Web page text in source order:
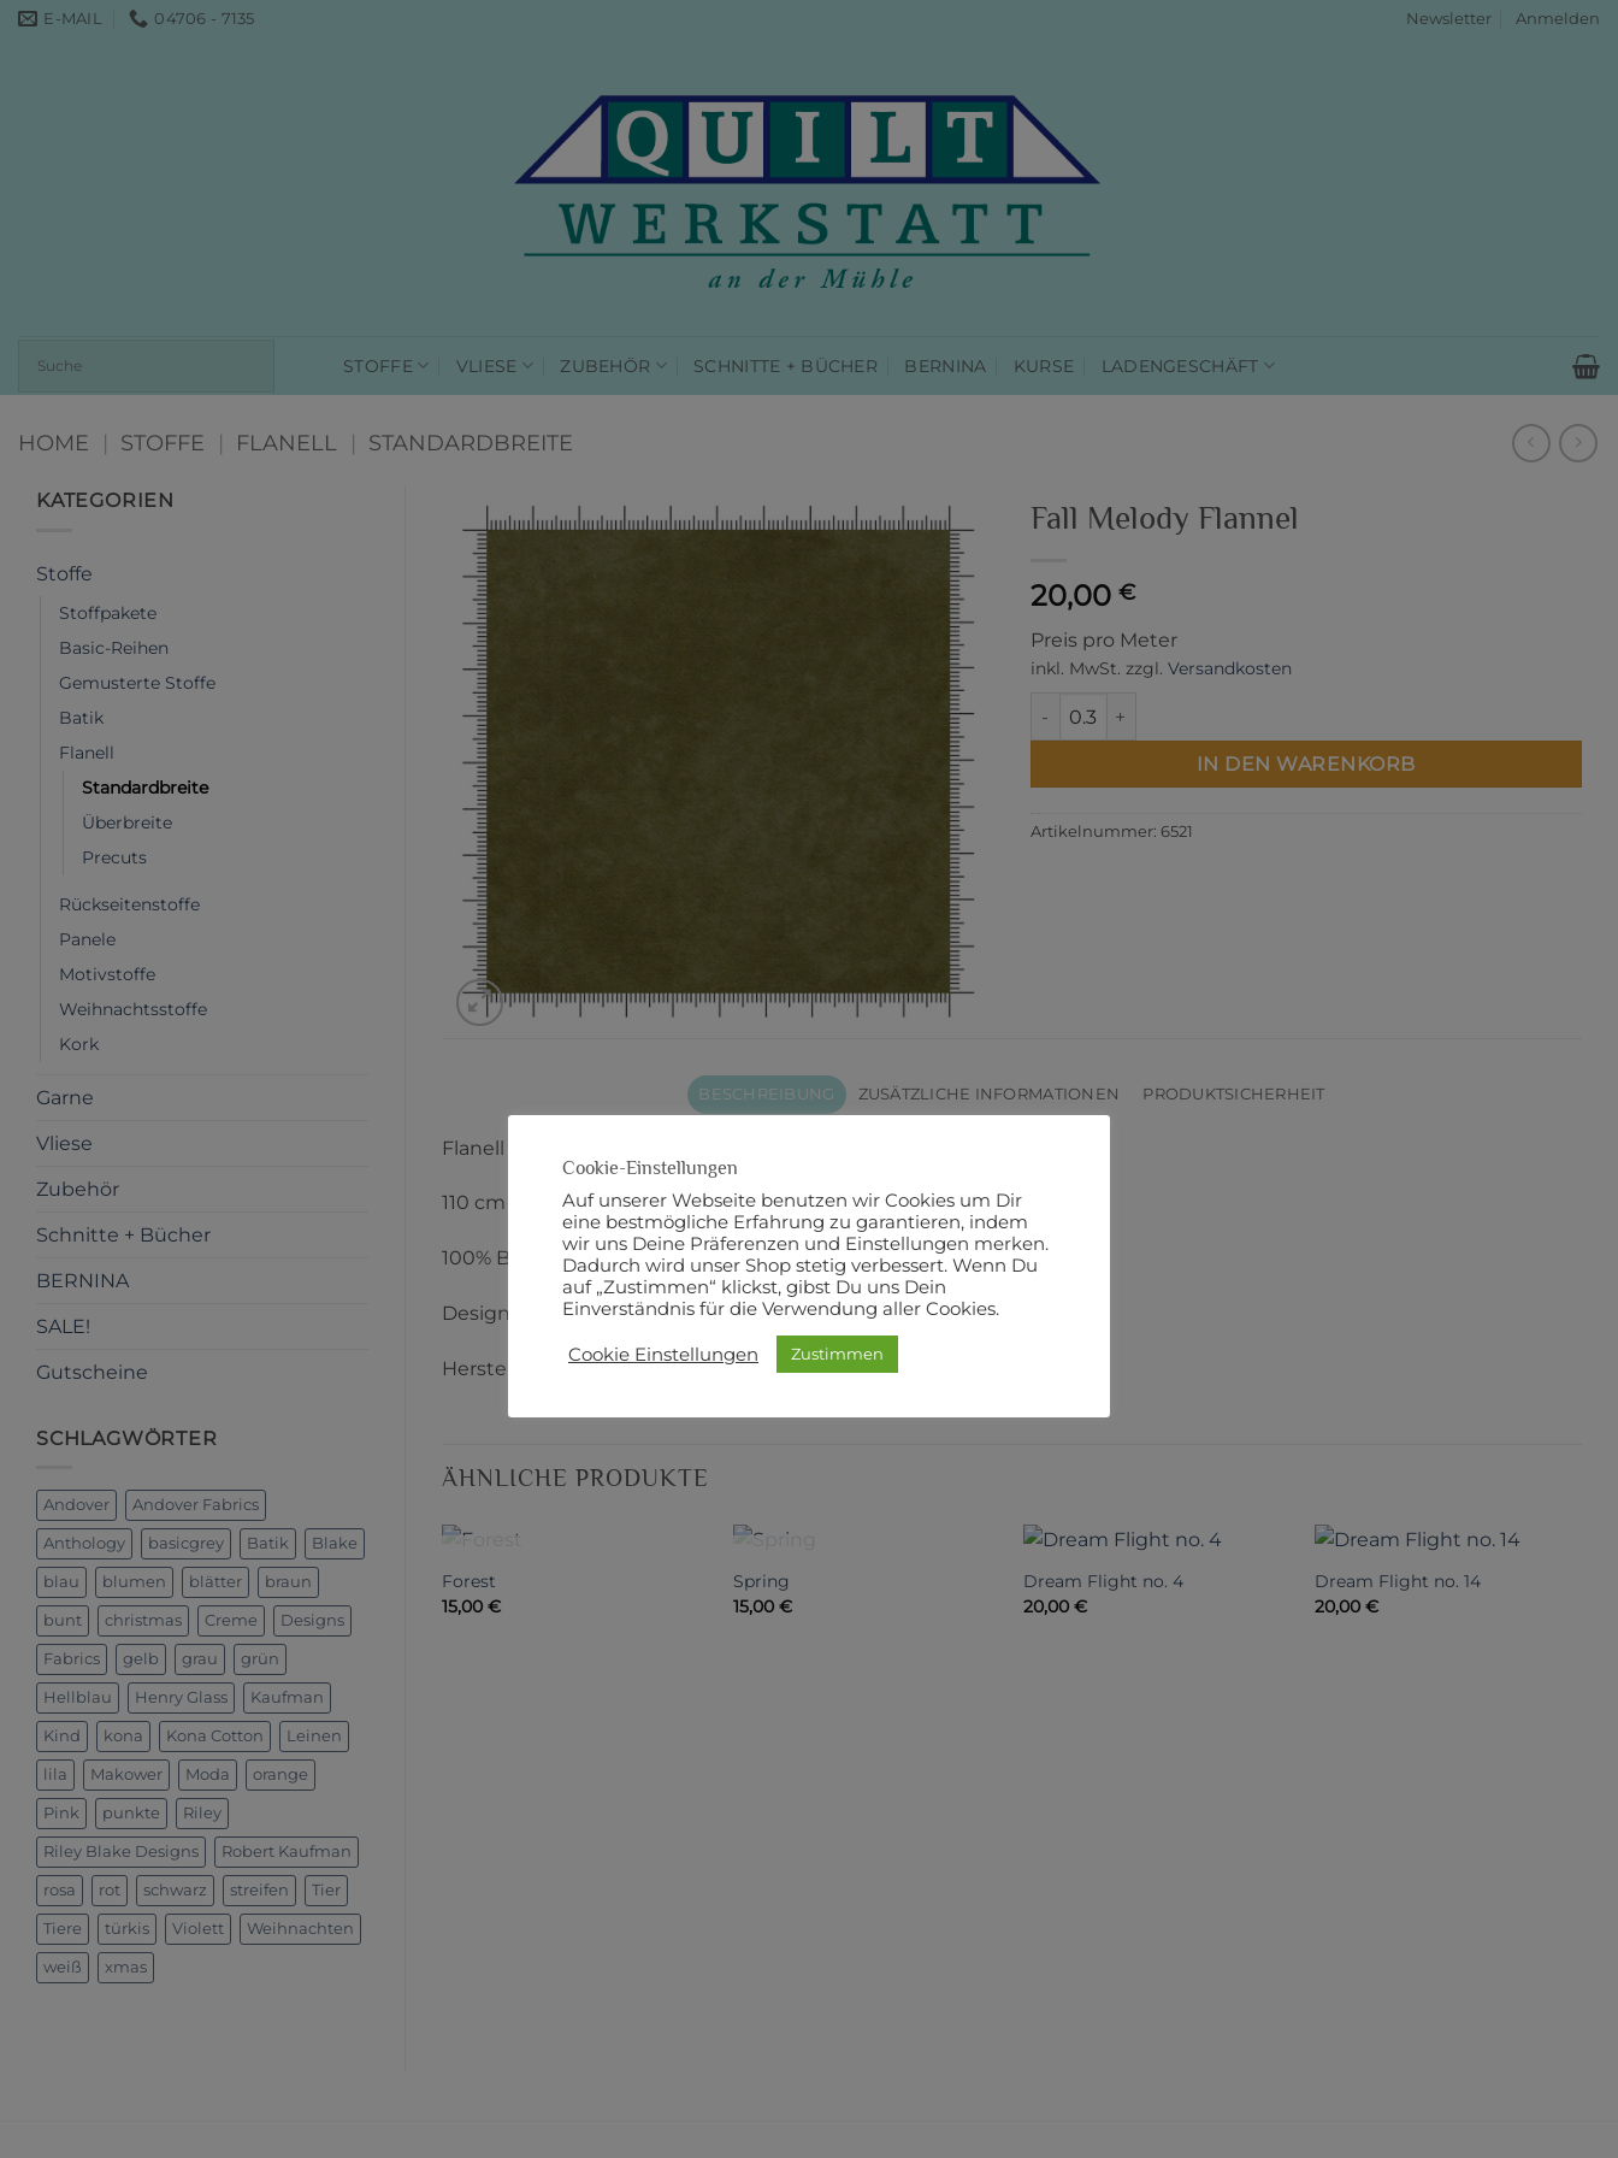
Zum E-MAIL 04706 - 7135 Newsletter Anmelden
STOFFE VLIESE ZUBEHÖR SCHNITTE + BÜCHER BERNINA KURSE LADENGESCHÄFT
HOME | STOFFE | FLANELL | STANDARDBREITE
KATEGORIEN
Stoffe
Stoffpakete
Basic-Reihen
Gemusterte Stoffe
Batik
Flanell
Standardbreite
Überbreite
Precuts
Rückseitenstoffe
Panele
Motivstoffe
Weihnachtsstoffe
Kork
Garne
Vliese
Zubehör
Schnitte + Bücher
BERNINA
SALE!
Gutscheine
SCHLAGWÖRTER
Andover Andover Fabrics
Anthology basicgrey Batik Blake
blau blumen blätter braun
bunt christmas Creme Designs
Fabrics gelb grau grün
Hellblau Henry Glass Kaufman
Kind kona Kona Cotton Leinen
lila Makower Moda orange
Pink punkte Riley
Riley Blake Designs Robert Kaufman
rosa rot schwarz streifen Tier
Tiere türkis Violett Weihnachten
weiß xmas
Fall Melody Flannel
20,00 €
Preis pro Meter
inkl. MwSt. zzgl. Versandkosten
Fall Melody Flannel Menge
IN DEN WARENKORB
Artikelnummer: 6521
BESCHREIBUNG ZUSÄTZLICHE INFORMATIONEN PRODUKTSICHERHEIT
Flanell
110 cm Breite
100% Baumwolle
Designer: Holly Taylor
Hersteller: Moda
ÄHNLICHE PRODUKTE
NICHT VORRÄTIG
Forest
15,00 €
NICHT VORRÄTIG
Spring
15,00 €
Dream Flight no. 4
20,00€
Dream Flight no. 14
20,00€
Cookie-Einstellungen
Auf unserer Webseite benutzen wir Cookies um Dir
eine bestmögliche Erfahrung zu garantieren, indem
wir uns Deine Präferenzen und Einstellungen merken.
Dadurch wird unser Shop stetig verbessert. Wenn Du
auf „Zustimmen“ klickst, gibst Du uns Dein
Einverständnis für die Verwendung aller Cookies.
Cookie Einstellungen Zustimmen